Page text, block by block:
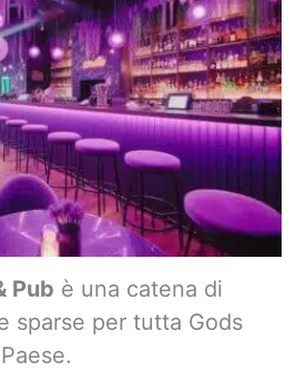
Pub è una catena di
sparse per tutta Gods